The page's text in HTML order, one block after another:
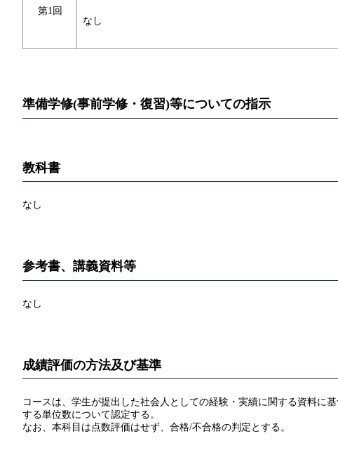
第1回
なし
準備学修(事前学修・復習)等についての指示
教科書
なし
参考書、講義資料等
なし
成績評価の方法及び基準
コースは、学生が提出した社会人としての経験・実績に関する資料に
する単位数について認定する。
なお、本科目は点数評価はせず、合格/不合格の判定とする。